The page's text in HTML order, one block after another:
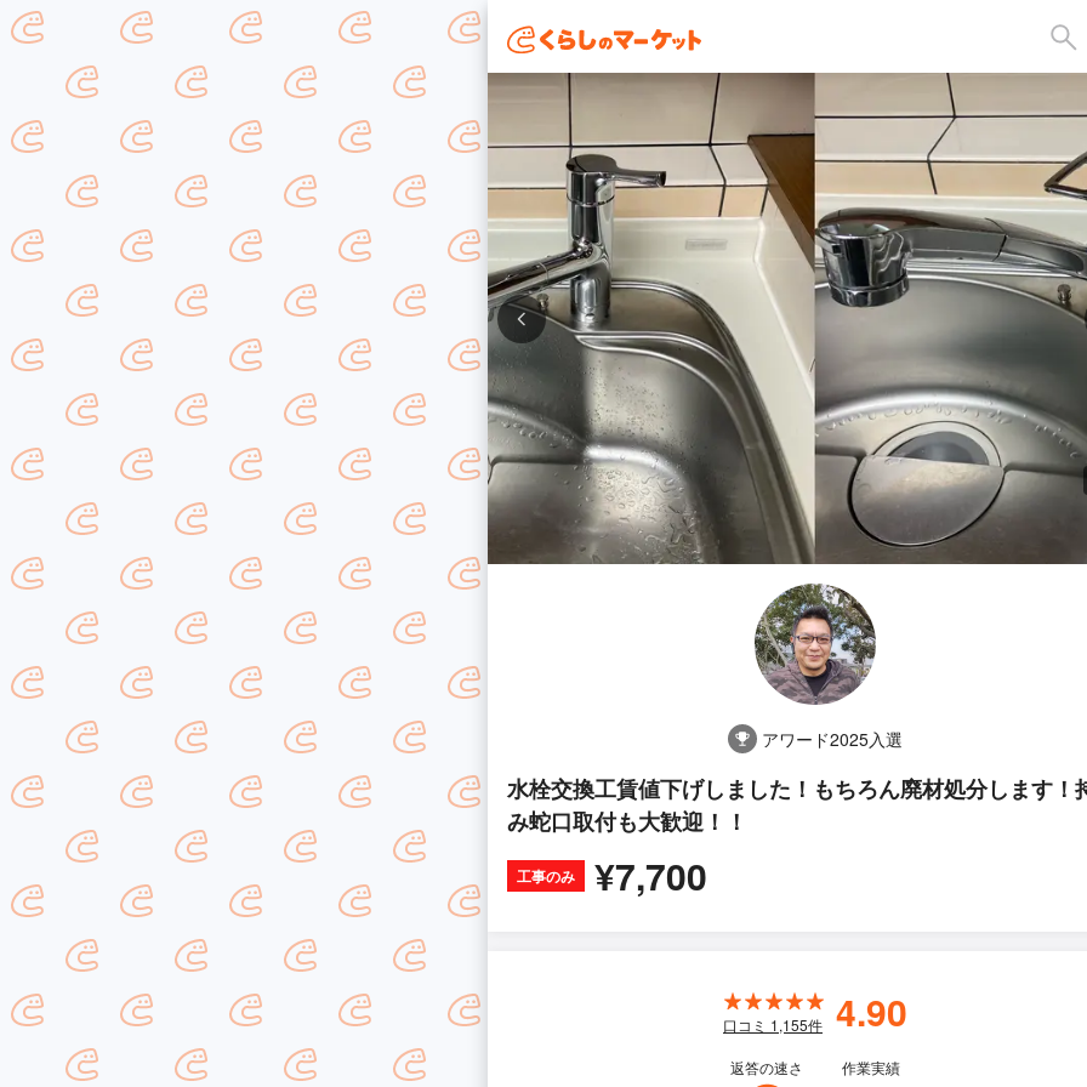
アワード2025入選
水栓交換工賃値下げしました！もちろん廃材処分します！
み蛇口取付も大歓迎！！
工事のみ ¥7,700
口コミ 1,155件 4.90
返答の速さ 作業実績